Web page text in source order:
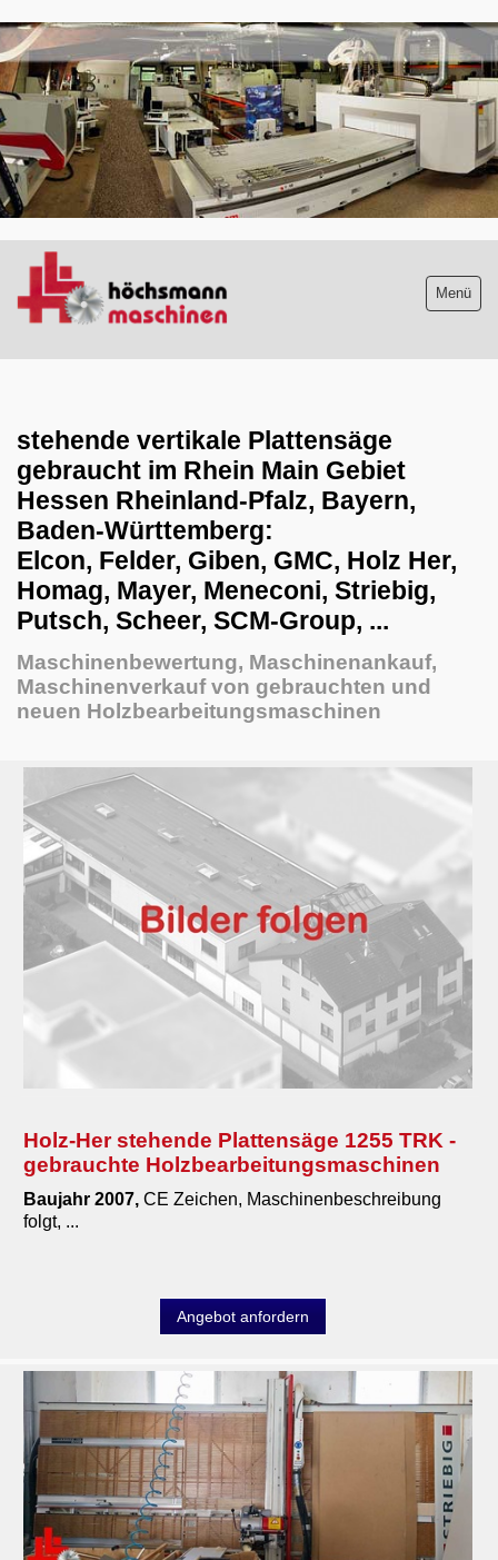
.
Menü
aktuelle Neuzugänge
Absauganlagen
Bohrmaschinen
Brikettpresse & Hacker
CNC Bearbeitungszentren
Eisstrahlanlagen
Fräsmaschinen
Furnierzusammensetzmaschinen
Hobelmaschinen
Kaffeemaschinen
Kantenanleimmaschinen
kombinierte Maschinen
Kompressoren
Metallmaschinen
Pressen
Schleifmaschinen
Bandsägen
Doppelgehrungssägen
Formatkreissägen
Kappsägen, Zugsägen
stehende Plattensäge
sonstige Sägen
Gabelstapler Hubwagen Arbeitsbuehnen
Werkstattofen, Heizanlagen
Zerspanungs- & Elektrowerkzeuge
stehende vertikale Plattensäge
gebraucht im Rhein Main Gebiet
Hessen Rheinland-Pfalz, Bayern,
Baden-Württemberg:
Elcon, Felder, Giben, GMC, Holz Her,
Homag, Mayer, Meneconi, Striebig,
Putsch, Scheer, SCM-Group, ...
Maschinenbewertung, Maschinenankauf,
Maschinenverkauf von gebrauchten und
neuen Holzbearbeitungsmaschinen
Holz-Her stehende Plattensäge 1255 TRK -
gebrauchte Holzbearbeitungsmaschinen
Baujahr 2007, CE Zeichen, Maschinenbeschreibung
folgt, ...
Angebot anfordern